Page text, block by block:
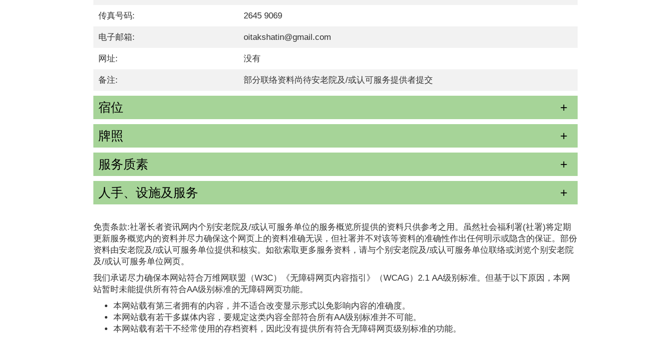
传真号码: 2645 9069
电子邮箱: oitakshatin@gmail.com
网址: 没有
备注: 部分联络资料尚待安老院及/或认可服务提供者提交
宿位
牌照
服务质素
人手、设施及服务
免责条款:社署长者资讯网内个别安老院及/或认可服务单位的服务概览所提供的资料只供参考之用。虽然社会福利署(社署)将定期
更新服务概览内的资料并尽力确保这个网页上的资料准确无误，但社署并不对该等资料的准确性作出任何明示或隐含的保证。部份
资料由安老院及/或认可服务单位提供和核实。如欲索取更多服务资料，请与个别安老院及/或认可服务单位联络或浏览个别安老院
及/或认可服务单位网页。
我们承诺尽力确保本网站符合万维网联盟（W3C）《无障碍网页内容指引》（WCAG）2.1 AA级别标准。但基于以下原因，本网
站暂时未能提供所有符合AA级别标准的无障碍网页功能。
本网站载有第三者拥有的内容，并不适合改变显示形式以免影响内容的准确度。
本网站载有若干多媒体内容，要规定这类内容全部符合所有AA级别标准并不可能。
本网站载有若干不经常使用的存档资料，因此没有提供所有符合无障碍网页级别标准的功能。